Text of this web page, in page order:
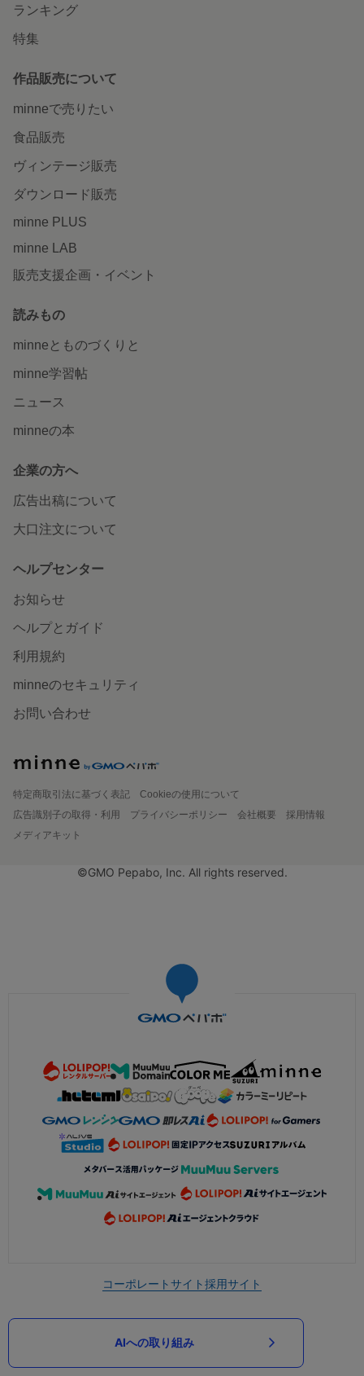
ランキング
特集
作品販売について
minneで売りたい
食品販売
ヴィンテージ販売
ダウンロード販売
minne PLUS
minne LAB
販売支援企画・イベント
読みもの
minneとものづくりと
minne学習帖
ニュース
minneの本
企業の方へ
広告出稿について
大口注文について
ヘルプセンター
お知らせ
ヘルプとガイド
利用規約
minneのセキュリティ
お問い合わせ
特定商取引法に基づく表記
Cookieの使用について
広告識別子の取得・利用
プライバシーポリシー 会社概要
採用情報
メディアキット
©GMO Pepabo, Inc. All rights reserved.
コーポレートサイト採用サイト
AIへの取り組み